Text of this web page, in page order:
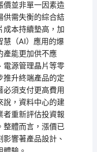
價並非單一因素造
供需失衡的綜合結
成本持續墊高，加
慧（AI）應用的爆
產能更加供不應
電源管理晶片等零
推升終端產品的定
必須支付更高費用
說，資料中心的建
者重新評估投資報
整體而言，漲價已
響著產品設計、